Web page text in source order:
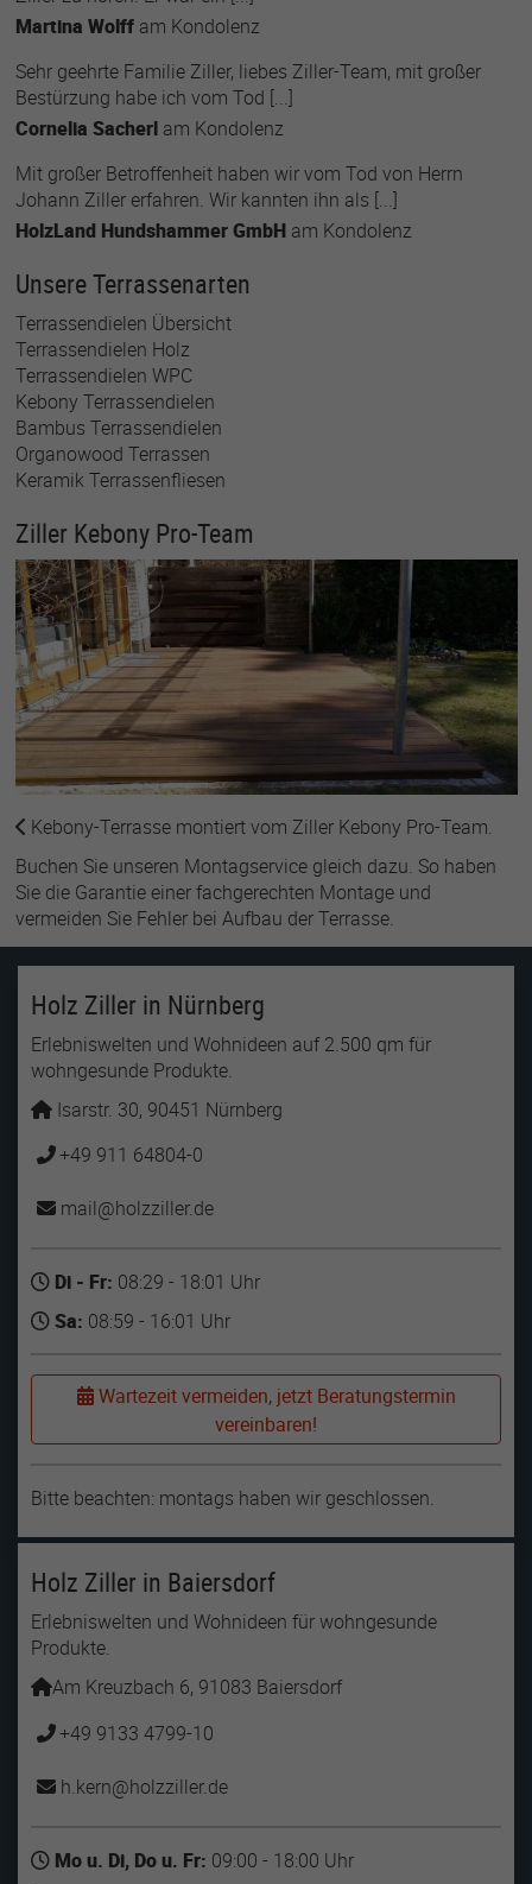
Martina Wolff am Kondolenz
Sehr geehrte Familie Ziller, liebes Ziller-Team, mit großer
Bestürzung habe ich vom Tod [...]
Cornelia Sacherl am Kondolenz
Mit großer Betroffenheit haben wir vom Tod von Herrn
Johann Ziller erfahren. Wir kannten ihn als [...]
HolzLand Hundshammer GmbH am Kondolenz
Unsere Terrassenarten
Terrassendielen Übersicht
Terrassendielen Holz
Terrassendielen WPC
Kebony Terrassendielen
Bambus Terrassendielen
Organowood Terrassen
Keramik Terrassenfliesen
Ziller Kebony Pro-Team
Kebony-Terrassemontiert vom Ziller Kebony Pro-Team.
Buchen Sie unseren Montagservice gleich dazu. So haben
Sie die Garantie einer fachgerechten Montage und
vermeiden Sie Fehler bei Aufbau der Terrasse.
Holz Ziller in Nürnberg
Erlebniswelten und Wohnideen auf 2.500 qm für
wohngesunde Produkte.
Isarstr. 30, 90451 Nürnberg
+49 911 64804-0
mail holzziller de
Di - Fr: 08:29 - 18:01 Uhr
Sa: 08:59 - 16:01 Uhr
Wartezeit vermeiden, jetzt Beratungstermin
vereinbaren!
Bitte beachten: montags haben wir geschlossen.
Holz Ziller in Baiersdorf
Erlebniswelten und Wohnideen für wohngesunde
Produkte.
Am Kreuzbach 6, 91083 Baiersdorf
+49 9133 4799-10
h.kern holzziller de
Mo u. Di, Do u. Fr: 09:00 - 18:00 Uhr